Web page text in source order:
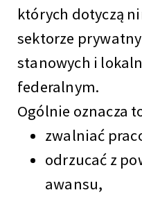
których dotyczą
sektorze
stanowych i
federalnym.
Ogólnie oznacza
zwalniać
odrzucać z
awansu,